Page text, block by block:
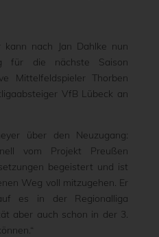
nach Jan Dahlke nun
für die nächste Saison
Mittelfeldspieler Thorben
VfB Lübeck an
über den Neuzugang:
vom Projekt Preußen
begeistert und ist
Weg voll mitzugehen. Er
es in der Regionalliga
aber auch schon in der 3.